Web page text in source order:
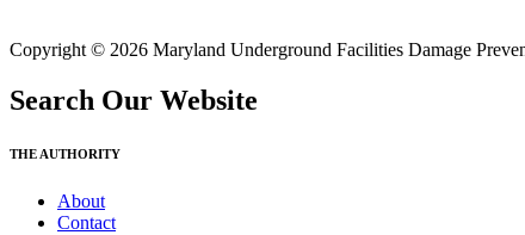
Copyright © 2026 Maryland Underground Facilities Damage
Search Our Website
THE AUTHORITY
About
Contact